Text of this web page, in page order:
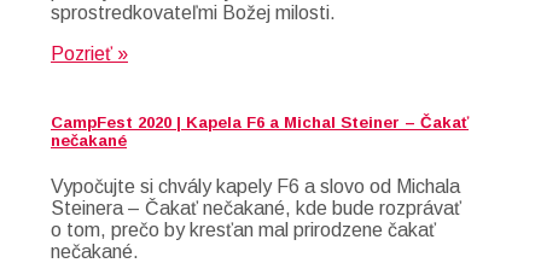
sprostredkovateľmi Božej milosti.
Pozrieť »
CampFest 2020 | Kapela F6 a Michal Steiner – Čakať
nečakané
Vypočujte si chvály kapely F6 a slovo od Michala
Steinera – Čakať nečakané, kde bude rozprávať
o tom, prečo by kresťan mal prirodzene čakať
nečakané.